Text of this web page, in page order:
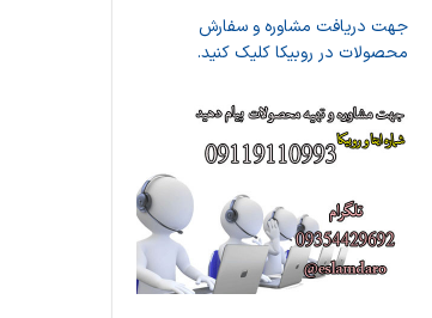
جهت دریافت مشاوره و سفارش
محصولات در روبیکا کلیک کنید.